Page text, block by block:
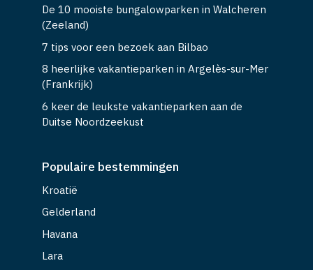
De 10 mooiste bungalowparken in Walcheren
(Zeeland)
7 tips voor een bezoek aan Bilbao
8 heerlijke vakantieparken in Argelès-sur-Mer
(Frankrijk)
6 keer de leukste vakantieparken aan de
Duitse Noordzeekust
Populaire bestemmingen
Kroatië
Gelderland
Havana
Lara